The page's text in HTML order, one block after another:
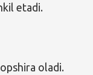
etadi.
oladi.